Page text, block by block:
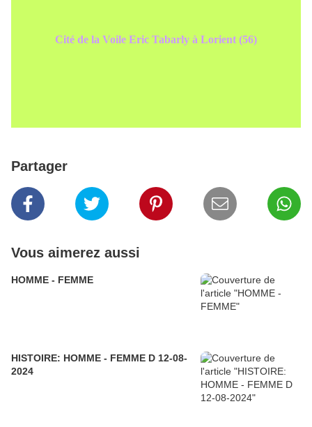
Cité de la Voile Eric Tabarly à Lorient (56)
Partager
Vous aimerez aussi
HOMME - FEMME
HISTOIRE: HOMME - FEMME D 12-08-
2024